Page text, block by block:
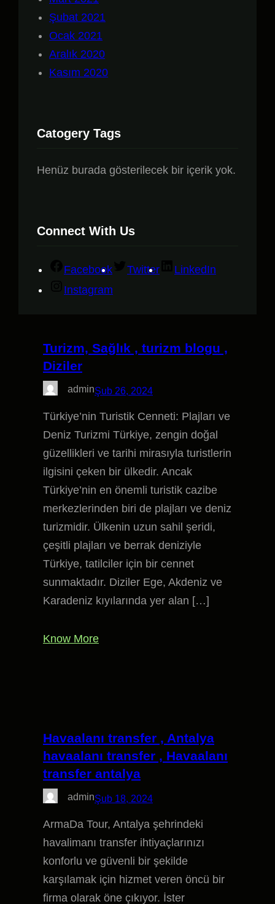
Şubat 2021
Ocak 2021
Aralık 2020
Kasım 2020
Catogery Tags
Henüz burada gösterilecek bir içerik yok.
Connect With Us
Facebook Twitter
LinkedIn
Instagram
Turizm, Sağlık , turizm blogu ,
Diziler
adminŞub 26, 2024
Türkiye’nin Turistik Cenneti: Plajları ve
Deniz Turizmi Türkiye, zengin doğal
güzellikleri ve tarihi mirasıyla turistlerin
ilgisini çeken bir ülkedir. Ancak
Türkiye’nin en önemli turistik cazibe
merkezlerinden biri de plajları ve deniz
turizmidir. Ülkenin uzun sahil şeridi,
çeşitli plajları ve berrak deniziyle
Türkiye, tatilciler için bir cennet
sunmaktadır. Diziler Ege, Akdeniz ve
Karadeniz kıyılarında yer alan […]
Know More
Havaalanı transfer , Antalya
havaalanı transfer , Havaalanı
transfer antalya
adminŞub 18, 2024
ArmaDa Tour, Antalya şehrindeki
havalimanı transfer ihtiyaçlarınızı
konforlu ve güvenli bir şekilde
karşılamak için hizmet veren öncü bir
firma olarak öne çıkıyor. İster